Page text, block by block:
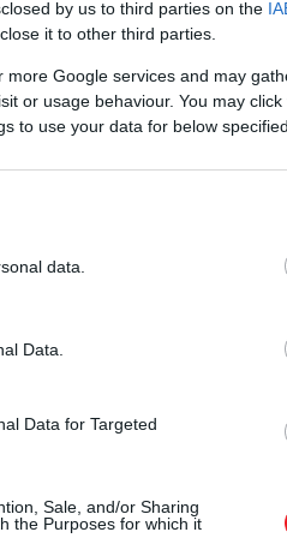
by us to third parties on the
it to other third parties.
Google services and may
or usage behaviour. You may
to use your data for below
data.
Data.
Data for Targeted
Sale, and/or Sharing
the Purposes for which it
néven ismertek, de
nőhettek a korai
által vezetett
és a